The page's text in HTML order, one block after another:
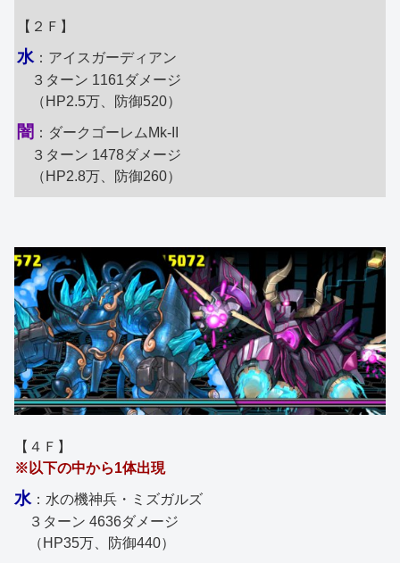
【２Ｆ】
水：アイスガーディアン
３ターン 1161ダメージ
（HP2.5万、防御520）
闇 ：ダークゴーレムMk-II
３ターン 1478ダメージ
（HP2.8万、防御260）
【４Ｆ】
※以下の中から1体出現
水：水の機神兵・ミズガルズ
３ターン 4636ダメージ
（HP35万、防御440）